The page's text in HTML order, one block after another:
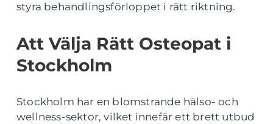
styra behandlingsförloppet i rätt riktning.
Att Välja Rätt Osteopat i
Stockholm
Stockholm har en blomstrande hälso- och
wellness-sektor, vilket innefär ett brett utbud